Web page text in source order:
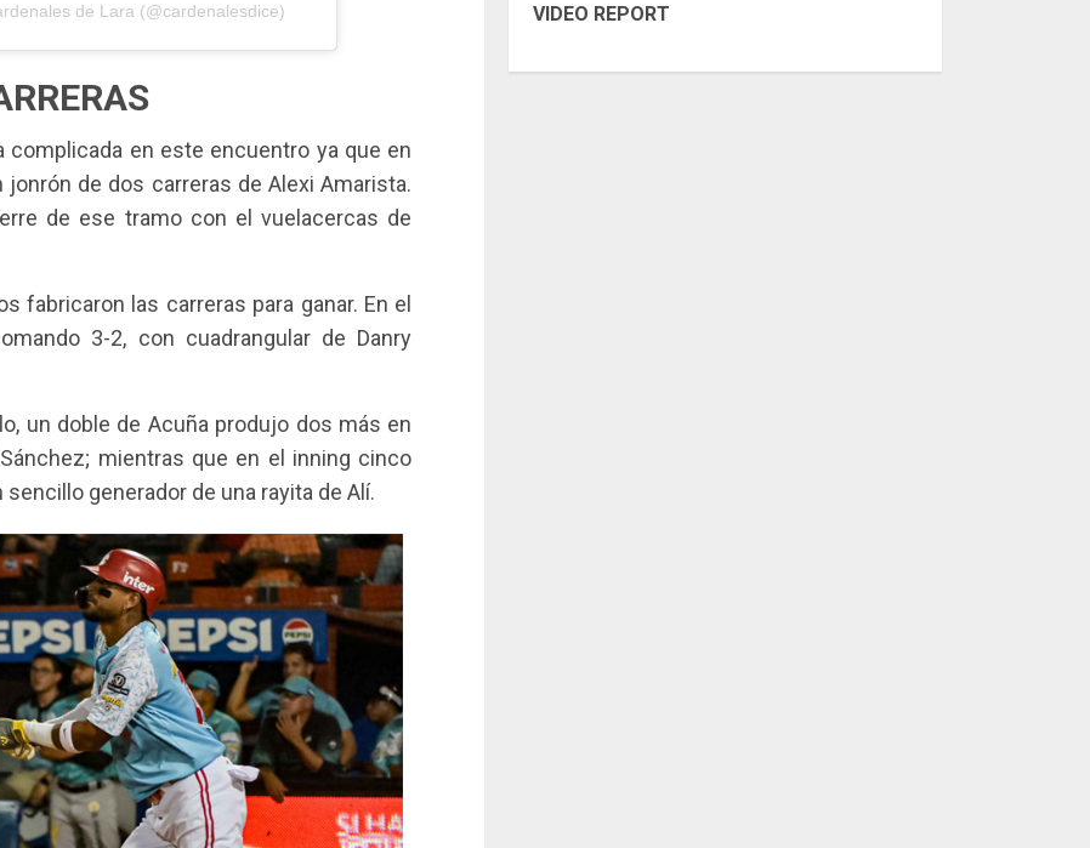
de Lara (@cardenalesdice)
complicada en este encuentro ya que en
de dos carreras de Alexi Amarista.
de ese tramo con el vuelacercas de
fabricaron las carreras para ganar. En el
3-2, con cuadrangular de Danry
un doble de Acuña produjo dos más en
mientras que en el inning cinco
generador de una rayita de Alí.
VIDEO REPORT